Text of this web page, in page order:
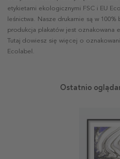
etykietami ekologicznymi FSC i EU
leśnictwa. Nasze drukarnie są w 100%
produkcja plakatów jest oznakowana
Tutaj dowiesz się więcej o
Ecolabel.
Ostatnio